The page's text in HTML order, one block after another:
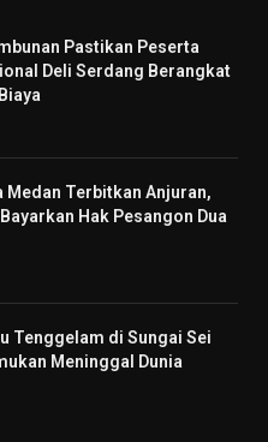
Pastikan Peserta
Deli Serdang Berangkat
Medan Terbitkan Anjuran,
Hak Pesangon Dua
Tenggelam di Sungai Sei
Meninggal Dunia